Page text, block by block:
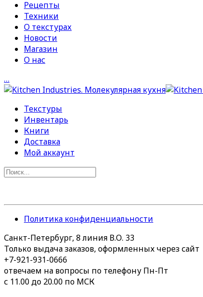
Рецепты
Техники
О текстурах
Новости
Магазин
О нас
…
Текстуры
Инвентарь
Книги
Доставка
Мой аккаунт
Политика конфиденциальности
Санкт-Петербург, 8 линия В.О. 33
Только выдача заказов, оформленных через сайт
+7-921-931-0666
отвечаем на вопросы по телефону Пн-Пт
с 11.00 до 20.00 по МСК